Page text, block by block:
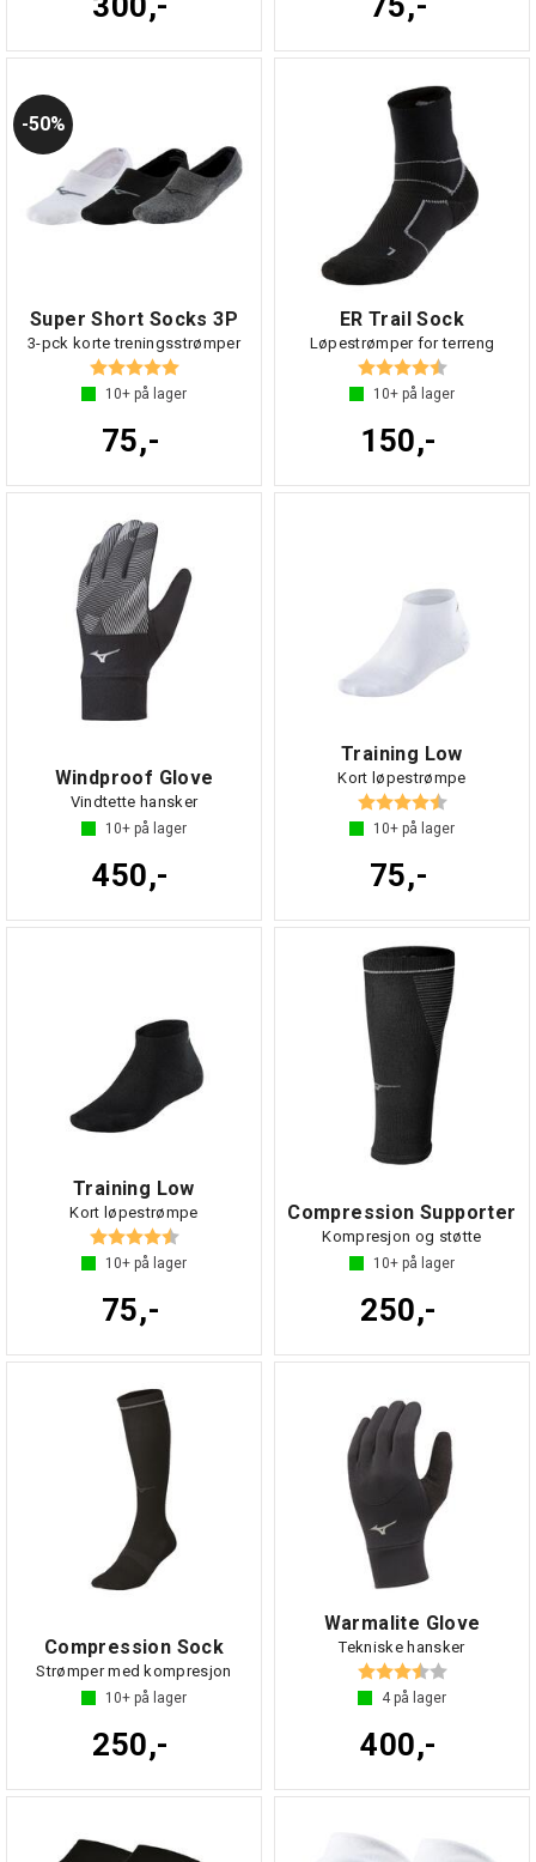
50%
Super Short Socks 3P
3-pck korte treningsstrømper
Karakter: 5.0 av 5 mulige
10+ på lager
75,-
ER Trail Sock
Løpestrømper for terreng
Karakter: 4.8 av 5
10+ på lager
150,-
Windproof Glove
Vindtette hansker
10+ på lager
450,-
Training Low
Kort løpestrømpe
Karakter: 4.3 av 5
10+ på lager
75,-
Training Low
Kort løpestrømpe
Karakter: 4.3 av 5 mulige
10+ på lager
75,-
Compression Supporter
Kompresjon og støtte
10+ på lager
250,-
Compression Sock
Strømper med kompresjon
10+ på lager
250,-
Warmalite Glove
Tekniske hansker
Karakter: 3.8 av 5
4på lager
400,-